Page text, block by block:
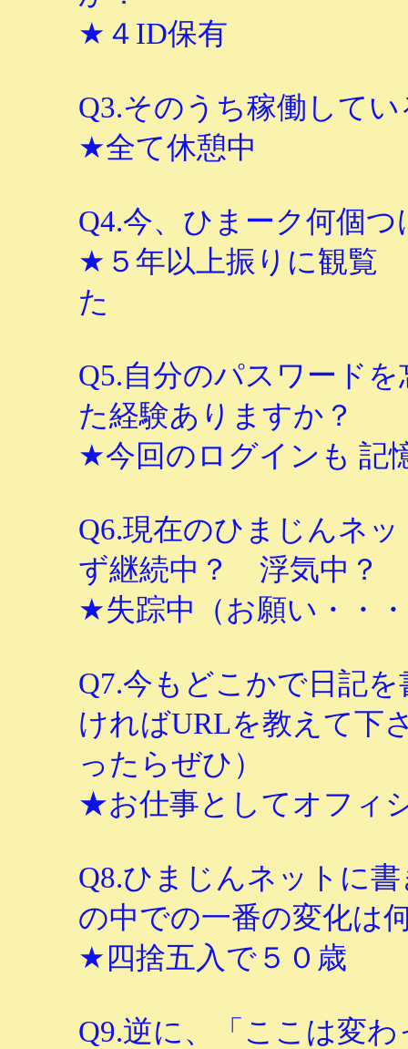
★４ID保有
Q3.そのうち稼働して
★全て休憩中
Q4.今、ひまーク何個
★５年以上振りに観覧
た
Q5.自分のパスワード
た経験ありますか？
★今回のログインも 記
Q6.現在のひまじんネ
ず継続中？ 浮気中？
★失踪中（お願い・・
Q7.今もどこかで日記
ければURLを教えて下
ったらぜひ）
★お仕事としてオフィ
Q8.ひまじんネットに
の中での一番の変化は
★四捨五入で５０歳
Q9.逆に、「ここは変